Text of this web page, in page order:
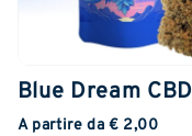
Blue Dream CBD
A partire da € 2,00